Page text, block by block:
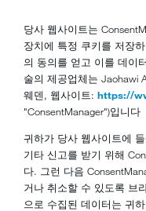
당사 웹사이트는
장치에 특정 쿠키를 저장
의 동의를 얻고 이를 데이
술의 제공업체는 Jaohawi
웨덴, 웹사이트: https://
"ConsentManager")입니다
귀하가 당사 웹사이트에
기타 신고를 받기 위해
다. 그런 다음
거나 취소할 수 있도록 브
으로 수집된 데이터는 귀